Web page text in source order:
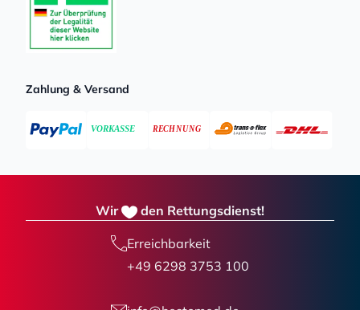
Zahlung & Versand
Wir den Rettungsdienst!
Erreichbarkeit
+49 6298 3753 100